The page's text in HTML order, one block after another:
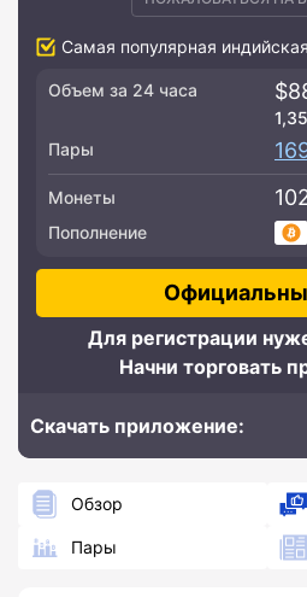
Самая популярная
Объем за 24 часа
Пары
Монеты
Пополнение
Для регистрации
Начни торговать
Скачать приложение:
Обзор
Пары